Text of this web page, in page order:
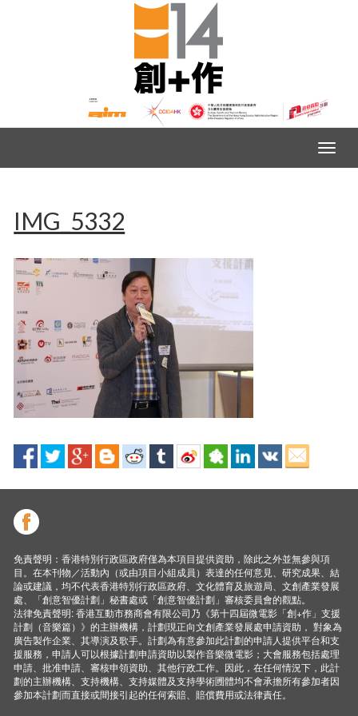
IMG_5332
免責聲明：香港特別行政區政府僅為本項目提供資助，除此之外並無參與項
目。在本刊物／活動內（或由項目小組成員）表達的任何意見、研究成果、結
論或建議，均不代表香港特別行政區政府、文化體育及旅遊局、文創產業發展
處、「創意智優計劃」秘書處或「創意智優計劃」審核委員會的觀點。
法律免責聲明: 香港互動市務商會有限公司乃《第十四屆微電影「創+作」支援
計劃（音樂篇）》的主辦機構，計劃現正向文創產業發展處申請資助， 對象為
廣告製作企業、其導演及歌手。計劃為有意參加此計劃的申請人提供平台和支
援服務，申請人可以根據計劃申請資助以製作音樂微電影；大會服務包括處理
申請、批准申請、審核申領資助、其他行政工作。因此，在任何情況下，此計
劃的主辦機構、支持機構、支持媒體及支持學術圑體均不會承擔所有參加者因
參加本計劃而直接或間接引起的任何索賠、賠償費用或法律責任。